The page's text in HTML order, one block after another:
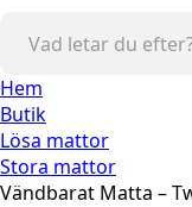
Hem
Butik
Lösa mattor
Stora mattor
Vändbarat Matta –